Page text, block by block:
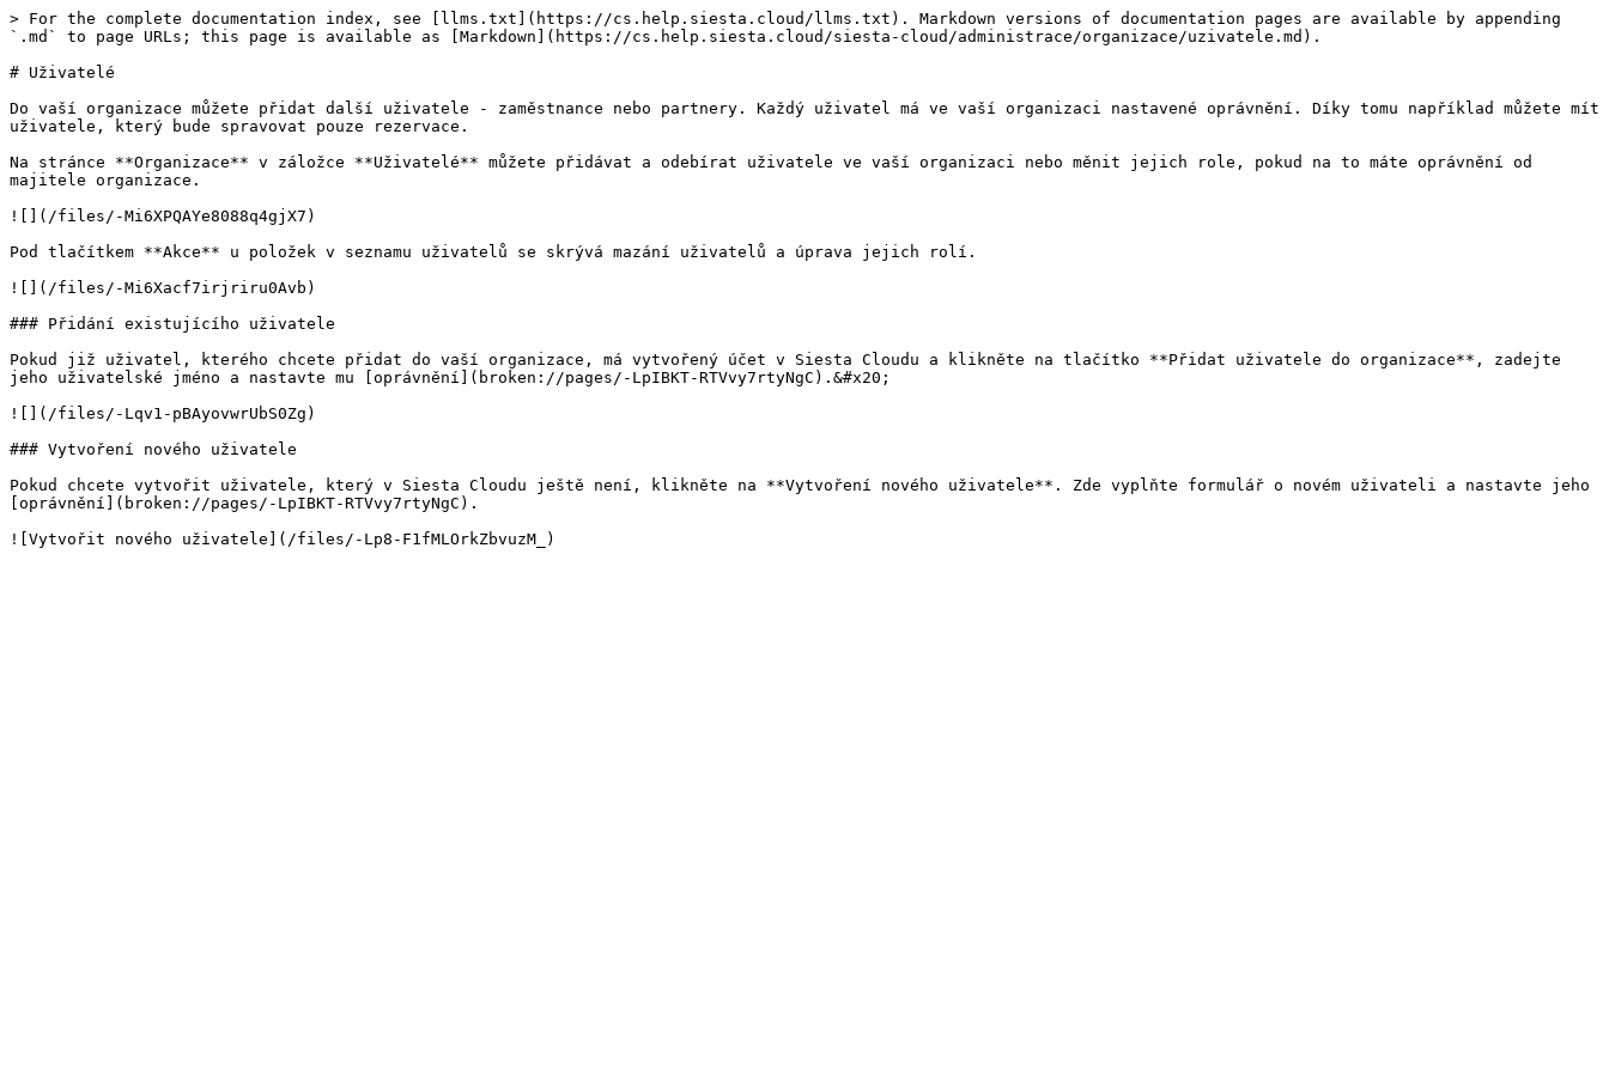
> For the complete documentation index, see [llms.txt](https://cs.help.siesta.cloud/llms.txt). Markdown versions of documentation pages are available by appending
`.md` to page URLs; this page is available as [Markdown](https://cs.help.siesta.cloud/siesta-cloud/administrace/organizace/uzivatele.md).
# Uživatelé
Do vaší organizace můžete přidat další uživatele - zaměstnance nebo partnery. Každý uživatel má ve vaší organizaci nastavené oprávnění. Díky tomu například můžete mít
uživatele, který bude spravovat pouze rezervace.
Na stránce **Organizace** v záložce **Uživatelé** můžete přidávat a odebírat uživatele ve vaší organizaci nebo měnit jejich role, pokud na to máte oprávnění od
majitele organizace.
![](/files/-Mi6XPQAYe8088q4gjX7)
Pod tlačítkem **Akce** u položek v seznamu uživatelů se skrývá mazání uživatelů a úprava jejich rolí.
![](/files/-Mi6Xacf7irjriru0Avb)
### Přidání existujícího uživatele
Pokud již uživatel, kterého chcete přidat do vaší organizace, má vytvořený účet v Siesta Cloudu a klikněte na tlačítko **Přidat uživatele do organizace**, zadejte
jeho uživatelské jméno a nastavte mu [oprávnění](broken://pages/-LpIBKT-RTVvy7rtyNgC).&#x20;
![](/files/-Lqv1-pBAyovwrUbS0Zg)
### Vytvoření nového uživatele
Pokud chcete vytvořit uživatele, který v Siesta Cloudu ještě není, klikněte na **Vytvoření nového uživatele**. Zde vyplňte formulář o novém uživateli a nastavte jeho
[oprávnění](broken://pages/-LpIBKT-RTVvy7rtyNgC).